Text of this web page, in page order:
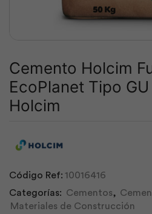
Cemento Holcim
EcoPlanet Tipo GU
Holcim
Código Ref: 10016416
Categorías: Cementos,
Materiales de Construcción